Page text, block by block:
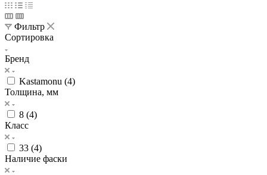
Фильтр
Сортировка
Бренд
Kastamonu (4)
Толщина, мм
8 (4)
Класс
33 (4)
Наличие фаски